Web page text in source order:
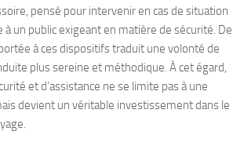
pensé pour intervenir en cas de situation
à un public exigeant en matière de sécurité. De
à ces dispositifs traduit une volonté de
plus sereine et méthodique. À cet égard,
et d’assistance ne se limite pas à une
devient un véritable investissement dans le